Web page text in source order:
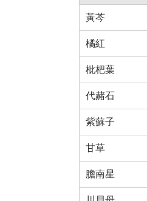
黃芩
橘紅
枇杷葉
代赭石
紫蘇子
甘草
膽南星